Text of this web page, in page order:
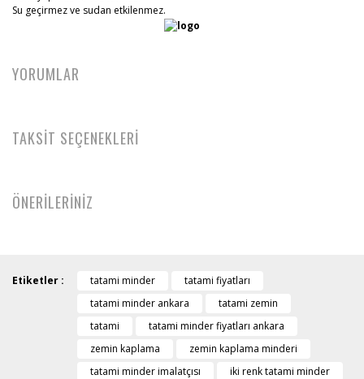
Su geçirmez ve sudan etkilenmez.
YORUMLAR
TAKSİT SEÇENEKLERİ
ÖNERİLERİNİZ
Etiketler : tatami minder
tatami fiyatları
tatami minder ankara
tatami zemin
tatami
tatami minder fiyatları ankara
zemin kaplama
zemin kaplama minderi
tatami minder imalatçısı
iki renk tatami minder